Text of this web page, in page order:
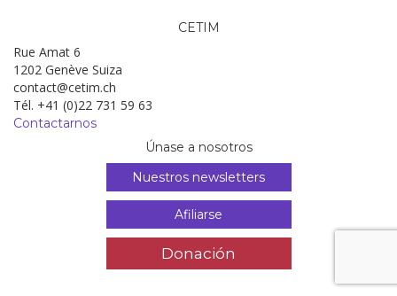
CETIM
Rue Amat 6
1202 Genève Suiza
contact@cetim.ch
Tél. +41 (0)22 731 59 63
Contactarnos
Únase a nosotros
Nuestros newsletters
Afiliarse
Donación